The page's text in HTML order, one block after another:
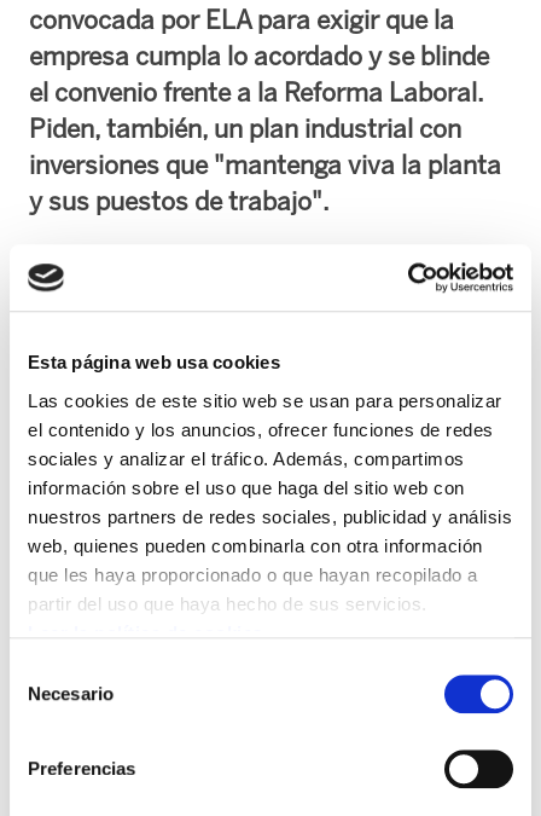
Esta página web usa cookies
Las cookies de este sitio web se usan para personalizar
el contenido y los anuncios, ofrecer funciones de redes
sociales y analizar el tráfico. Además, compartimos
información sobre el uso que haga del sitio web con
nuestros partners de redes sociales, publicidad y análisis
web, quienes pueden combinarla con otra información
que les haya proporcionado o que hayan recopilado a
partir del uso que haya hecho de sus servicios.
Necesario
Preferencias
convocada por ELA para exigir que la
empresa cumpla lo acordado y se blinde
el convenio frente a la Reforma Laboral.
Piden, también, un plan industrial con
inversiones que "mantenga viva la planta
y sus puestos de trabajo".
Las negociaciones con los actuales
propietarios, que se iniciaron en el mes de
últimos días, al no cumplir la empresa lo ya
acordado en materia salarial. La Dirección
insiste en no poder cumplir un acuerdo que se
firmó en 2012 donde se aceptaba rebajarse el
salario un 20% desde junio de ese mismo año
hasta diciembre de 2014 con la obligación de
volverse a incrementar en ese porcentaje a
partir de enero de 2015. La propuesta de la
20% del salario también durante el 2015 y
volver al salario inicial en 2016 fue rechazada
asimismo rechazó un nuevo esfuerzo que esta